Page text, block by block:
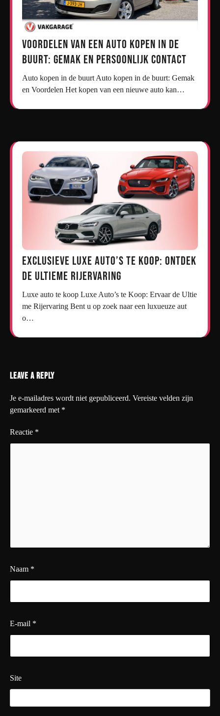
Voordelen van een Auto Kopen in de
Buurt: Gemak en Persoonlijk Contact
Auto kopen in de buurt Auto kopen in de buurt: Gemak
en Voordelen Het kopen van een nieuwe auto kan…
Exclusieve Luxe Auto’s te Koop: Ontdek
de Ultieme Rijervaring
Luxe auto te koop Luxe Auto’s te Koop: Ervaar de Ultie
me Rijervaring Bent u op zoek naar een luxueuze aut
o…
Leave a Reply
Je e-mailadres wordt niet gepubliceerd. Vereiste velden zijn
gemarkeerd met *
Reactie *
Naam *
E-mail *
Site